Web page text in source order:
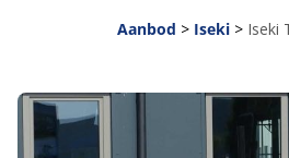
Aanbod > Iseki > Iseki